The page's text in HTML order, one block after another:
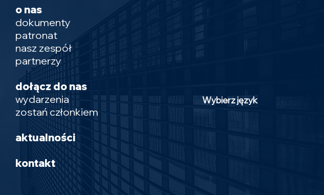
o nas
dokumenty
patronat
nasz zespół
partnerzy
dołącz do nas
wydarzenia
zostań członkiem
aktualności
kontakt
Wybierz język